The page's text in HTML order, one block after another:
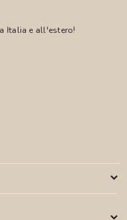
Italia e all'estero!